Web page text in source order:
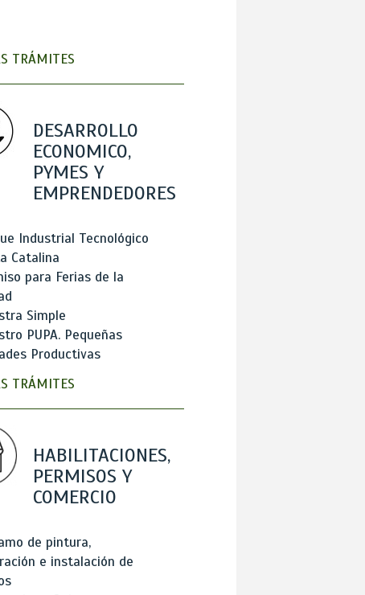
TRÁMITES
DESARROLLO
ECONOMICO,
PYMES Y
EMPRENDEDORES
Industrial Tecnológico
Catalina
para Ferias de la
Simple
PUPA. Pequeñas
Productivas
TRÁMITES
HABILITACIONES,
PERMISOS Y
COMERCIO
de pintura,
e instalación de